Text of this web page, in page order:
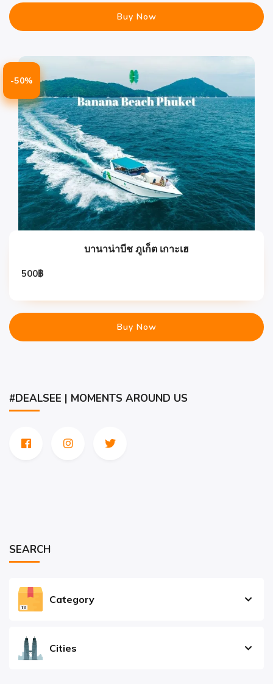
Buy Now
-50%
บานาน่าบีช ภูเก็ต เกาะเฮ
500฿
Buy Now
#DEALSEE | MOMENTS AROUND US
SEARCH
Category
Cities